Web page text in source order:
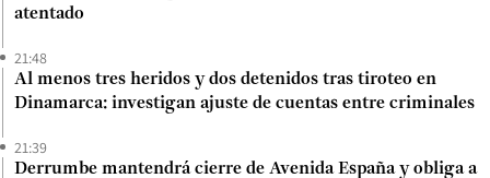
atentado
21:48
Al menos tres heridos y dos detenidos tras tiroteo en
Dinamarca: investigan ajuste de cuentas entre criminales
21:39
Derrumbe mantendrá cierre de Avenida España y obliga a